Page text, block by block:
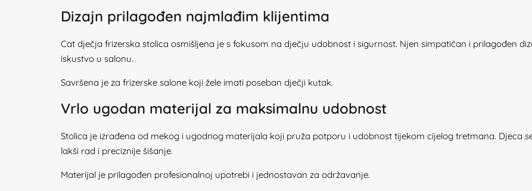
Dizajn prilagođen najmlađim klijentima
Cat dječja frizerska stolica osmišljena je s fokusom na dječju udobnost i sigurnost. Njen simpatičan i prilagođen
iskustvo u salonu.
Savršena je za frizerske salone koji žele imati poseban dječji kutak.
Vrlo ugodan materijal za maksimalnu udobnost
Stolica je izrađena od mekog i ugodnog materijala koji pruža potporu i udobnost tijekom cijelog tretmana. Djeca
lakši rad i preciznije šišanje.
Materijal je prilagođen profesionalnoj upotrebi i jednostavan za održavanje.